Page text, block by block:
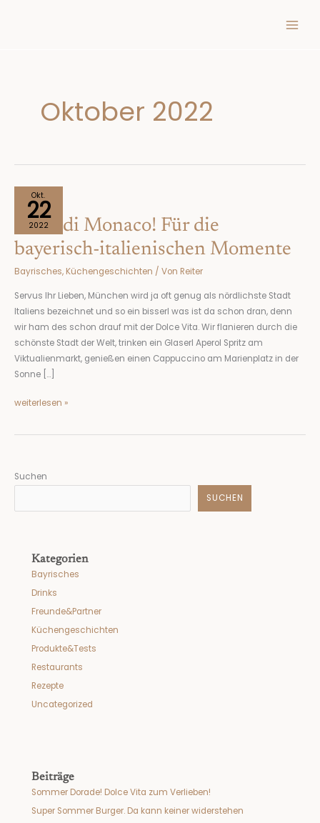
Oktober 2022
Okt.
22
2022
Pizza di Monaco! Für die
bayerisch-italienischen Momente
Bayrisches, Küchengeschichten / Von Reiter
Servus Ihr Lieben, München wird ja oft genug als nördlichste Stadt
Italiens bezeichnet und so ein bisserl was ist da schon dran, denn
wir ham des schon drauf mit der Dolce Vita. Wir flanieren durch die
schönste Stadt der Welt, trinken ein Glaserl Aperol Spritz am
Viktualienmarkt, genießen einen Cappuccino am Marienplatz in der
Sonne […]
Pizza
Monaco!
Für
die
bayerisch-
weiterlesen »
Suchen
SUCHEN
Kategorien
Bayrisches
Drinks
Freunde&Partner
Küchengeschichten
Produkte&Tests
Restaurants
Rezepte
Uncategorized
Beiträge
Sommer Dorade! Dolce Vita zum Verlieben!
Super Sommer Burger. Da kann keiner widerstehen